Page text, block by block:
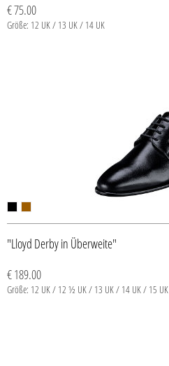
€ 75.00
Größe: 12 UK / 13 UK / 14 UK
"Lloyd Derby in Überweite"
€ 189.00
Größe: 12 UK / 12 ½ UK / 13 UK / 14 UK / 15 UK